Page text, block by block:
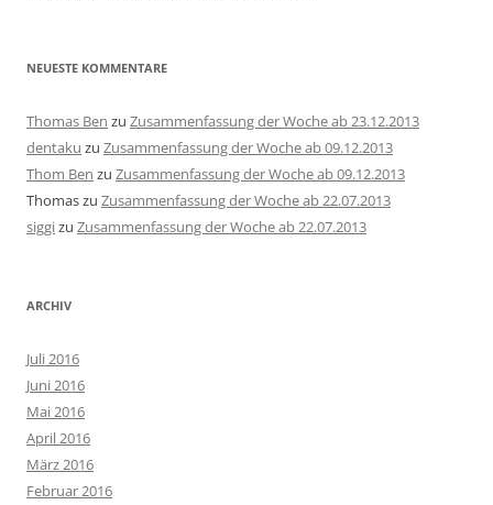
NEUESTE KOMMENTARE
Thomas Ben zu Zusammenfassung der Woche ab 23.12.2013
dentaku zu Zusammenfassung der Woche ab 09.12.2013
Thom Ben zu Zusammenfassung der Woche ab 09.12.2013
Thomaszu Zusammenfassung der Woche ab 22.07.2013
siggizu Zusammenfassung der Woche ab 22.07.2013
ARCHIV
Juli 2016
Juni 2016
Mai 2016
April 2016
März 2016
Februar 2016